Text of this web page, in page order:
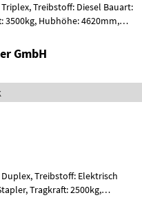
Treibstoff: Diesel Bauart:
GmbH
Treibstoff: Elektrisch
2500kg,